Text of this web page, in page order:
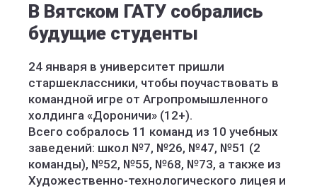
В Вятском ГАТУ собрались
будущие студенты
24 января в университет пришли
старшеклассники, чтобы поучаствовать в
командной игре от Агропромышленного
холдинга «Дороничи» (12+).
Всего собралось 11 команд из 10 учебных
заведений: школ №7, №26, №47, №51 (2
команды), №52, №55, №68, №73, а также из
Художественно-технологического лицея и